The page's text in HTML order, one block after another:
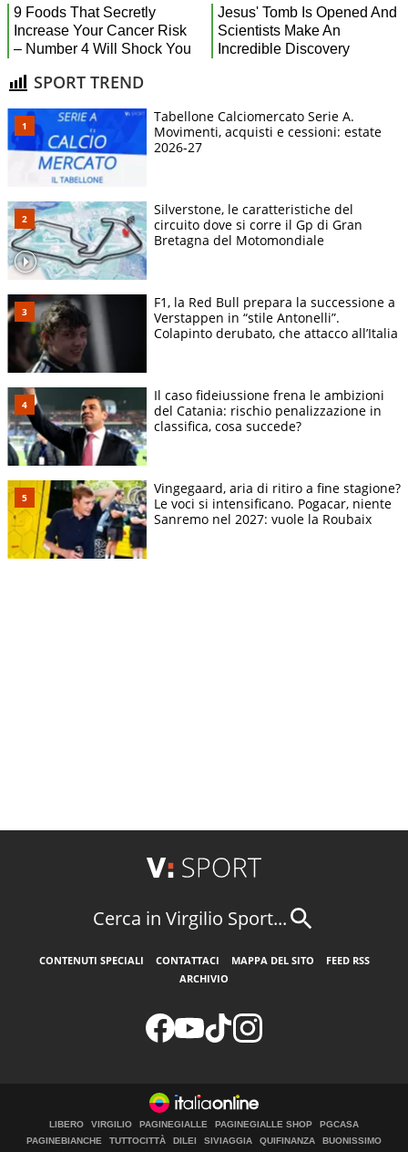
SPORT TREND
Tabellone Calciomercato Serie A.
Movimenti, acquisti e cessioni: estate
2026-27
Silverstone, le caratteristiche del
circuito dove si corre il Gp di Gran
Bretagna del Motomondiale
F1, la Red Bull prepara la successione a
Verstappen in “stile Antonelli”.
Colapinto derubato, che attacco all’Italia
Il caso fideiussione frena le ambizioni
del Catania: rischio penalizzazione in
classifica, cosa succede?
Vingegaard, aria di ritiro a fine stagione?
Le voci si intensificano. Pogacar, niente
Sanremo nel 2027: vuole la Roubaix
Cerca in Virgilio Sport...
CONTENUTI SPECIALI CONTATTACI MAPPA DEL SITO
FEED RSS
ARCHIVIO
LIBERO VIRGILIO PAGINEGIALLE PAGINEGIALLE SHOP
PGCASA
PAGINEBIANCHE
TUTTOCITTÀ DILEI SIVIAGGIA QUIFINANZA
BUONISSIMO